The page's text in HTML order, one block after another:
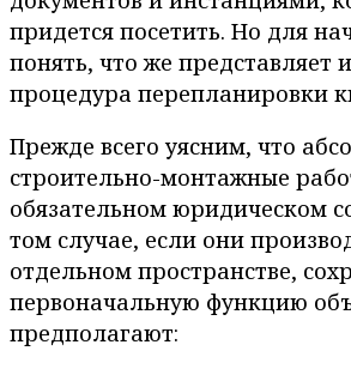
придется посетить. Но для
понять, что же представляет
процедура перепланировки
Прежде всего уясним, что
строительно-монтажные
обязательном юридическом
том случае, если они
отдельном пространстве,
первоначальную функцию
предполагают: